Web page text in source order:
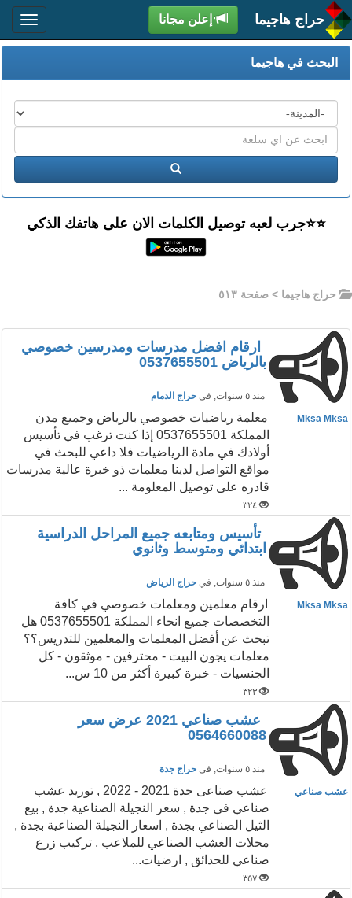
حراج هاجيما إعلن مجانا
البحث في هاجيما
المدن
اكتب
عبارة
البحث
ابحث
⭐️⭐جرب لعبه توصيل الكلمات الان على هاتفك الذكي
حراج هاجيما > صفحة ٥١٣
ارقام افضل مدرسات ومدرسين خصوصي
بالرياض 0537655501
منذ ٥ سنوات , في حراج الدمام
Mksa Mksa
معلمة رياضيات خصوصي بالرياض وجميع مدن
المملكة 0537655501 إذا كنت ترغب في تأسيس
أولادك في مادة الرياضيات فلا داعي للبحث في
مواقع التواصل لدينا معلمات ذو خبرة عالية مدرسات
قادره على توصيل المعلومة ...
٣٢٤
تأسيس ومتابعه جميع المراحل الدراسية
ابتدائي ومتوسط وثانوي
منذ ٥ سنوات , في حراج الرياض
Mksa Mksa
ارقام معلمين ومعلمات خصوصي في كافة
التخصصات جميع انحاء المملكة 0537655501 هل
تبحث عن أفضل المعلمات والمعلمين للتدريس؟؟
معلمات يجون البيت - محترفين - موثقون - كل
الجنسيات - خبرة كبيرة أكثر من 10 س...
٣٢٣
عشب صناعي 2021 عرض سعر
0564660088
منذ ٥ سنوات , في حراج جدة
عشب صناعي
عشب صناعى جدة 2021 - 2022 , توريد عشب
صناعي فى جدة , سعر النجيلة الصناعية جدة , بيع
الثيل الصناعي بجدة , اسعار النجيلة الصناعية بجدة ,
محلات العشب الصناعي للملاعب , تركيب زرع
صناعي للحدائق , ارضيات...
٣٥٧